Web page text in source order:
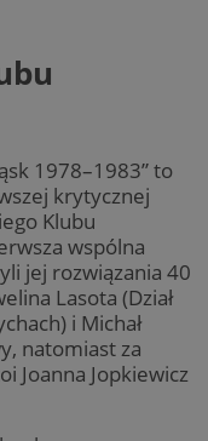
1978–1983” to
krytycznej
Klubu
wspólna
jej rozwiązania 40
Lasota (Dział
i Michał
natomiast za
Joanna Jopkiewicz